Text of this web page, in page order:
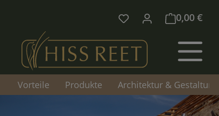
0,00 €
Vorteile Produkte Architektur & Gestaltung